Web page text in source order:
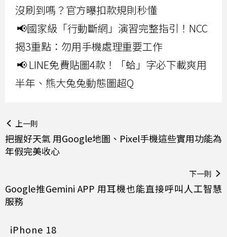
沒刷到嗎？官方曝扣款規則秒懂
📢國家級「行動斷網」演習完整指引！NCC
揭3重點：勿用手機處理重要工作
📢 LINE免費貼圖4款！「蛤」字必下載爽用
半年、熊大兔兔動態圖超Q
上一則
把握好天氣 用Google地圖、Pixel手機這些實用功能為
年假完美收心
下一則
Google推Gemini APP 用耳機也能直接呼叫人工智慧
服務
iPhone 18